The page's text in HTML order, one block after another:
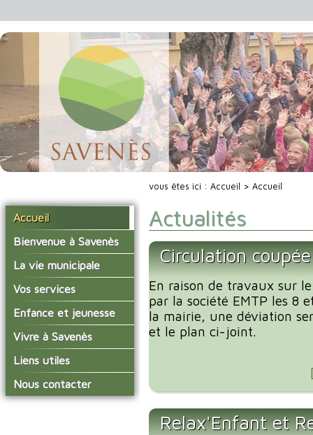
Accueil
Bienvenue à Savenès
Situer Savenès
Savenès en chiffre
L'histoire du village
Actualités de Savenès
sur ladepeche.fr
La vie municipale
Vos élus
Les compte-rendus du
conseil municipal
Les commissions
Les diverses
délégations/syndicats
L'urbanisme
Vos services
La mairie
Le service technique
Les services de l'école
Les installations
municipales
La collecte des ordures
Enfance et jeunesse
L'école primaire
La garderie et la cantine
Le temps périscolaire
La petite enfance
Vivre à Savenès
Agenda Salle des Fetes
Liens utiles
Communauté de
Communes Grand Sud
Tarn et Garonne
Nous contacter
vous êtes ici : Accueil > Accueil
Actualités
Circulation
En raison de travaux sur
par la société EMTP les 8
la mairie, une déviation
et le plan ci-joint.
Relax'Enfant et